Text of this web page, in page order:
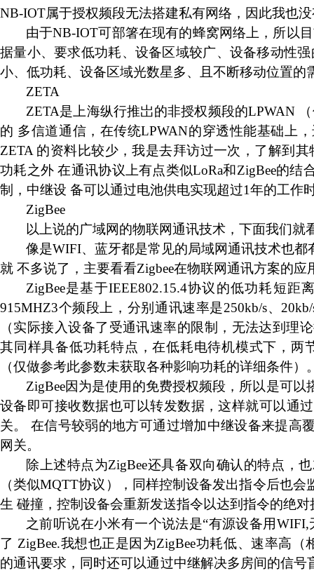
NB-IOT属于授权频段无法搭建私有网络，因此我也
由于NB-IOT可部箸在现有的蜂窝网络上，所以
据量小、要求低功耗、设备区域较广、设备移动性
小、低功耗、设备区域光数星多、且不断移动位置的
ZETA
ZETA是上海纵行推岀的非授权频段的LPWAN
的 多信道通信，在传统LPWAN的穿透性能基础上
ZETA 的资料比较少，我是去拜访过一次，了解到其
功耗之外 在通讯协议上有点类似LoRa和ZigBee的结
制，中继设 备可以通过电池供电实现超过1年的工作
ZigBee
以上说的广域网的物联网通讯技术，下面我们就
像是WIFI、 蓝牙都是常见的局域网通讯技术也
就 不多说了，主要看看Zigbee在物联网通讯方案的应
ZigBee是基于IEEE802.15.4协议的低功耗短距
915MHZ3个频段上，分别通讯速率是250kb/s、
（实际接入设备了受通讯速率的限制，无法达到理
其同样具备低功耗特点，在低耗电待机模式下，两
（仅做参考此参数未获取各种影响功耗的详细条件）
ZigBee因为是使用的免费授权频段，所以是可
设备即可接收数据也可以转发数据，这样就可以通
关。
在信号较弱的地方可通过增加中继设备来提高
网关。
除上述特点为ZigBee还具备双向确认的特点，
（类似MQTT协议），同样控制设备发出指令后也
生 碰撞，控制设备会重新发送指令以达到指令的绝
之前听说在小米有一个说法是“有源设备用WIFI,
了 ZigBee.我想也正是因为ZigBee功耗低、速率高（
的通讯要求，同时还可以通过中继解决多房间的信